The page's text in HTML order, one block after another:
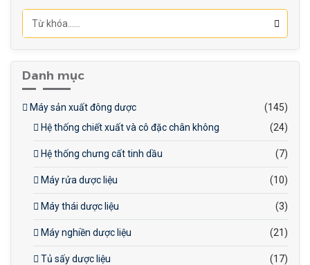
Danh mục
Máy sản xuất đông dược
(145)
Hệ thống chiết xuất và cô đặc chân không
(24)
Hệ thống chưng cất tinh dầu (7)
Máy rửa dược liệu (10)
Máy thái dược liệu (3)
Máy nghiền dược liệu (21)
Tủ sấy dược liệu (17)